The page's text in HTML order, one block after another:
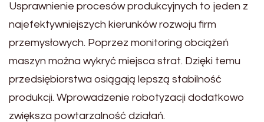
Usprawnienie procesów produkcyjnych to jeden z
najefektywniejszych kierunków rozwoju firm
przemysłowych. Poprzez monitoring obciążeń
maszyn można wykryć miejsca strat. Dzięki temu
przedsiębiorstwa osiągają lepszą stabilność
produkcji. Wprowadzenie robotyzacji dodatkowo
zwiększa powtarzalność działań.